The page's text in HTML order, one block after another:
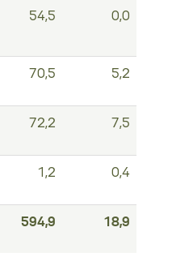
54,5 0,0
70,5 5,2
72,2 7,5
1,2 0,4
594,9 18,9